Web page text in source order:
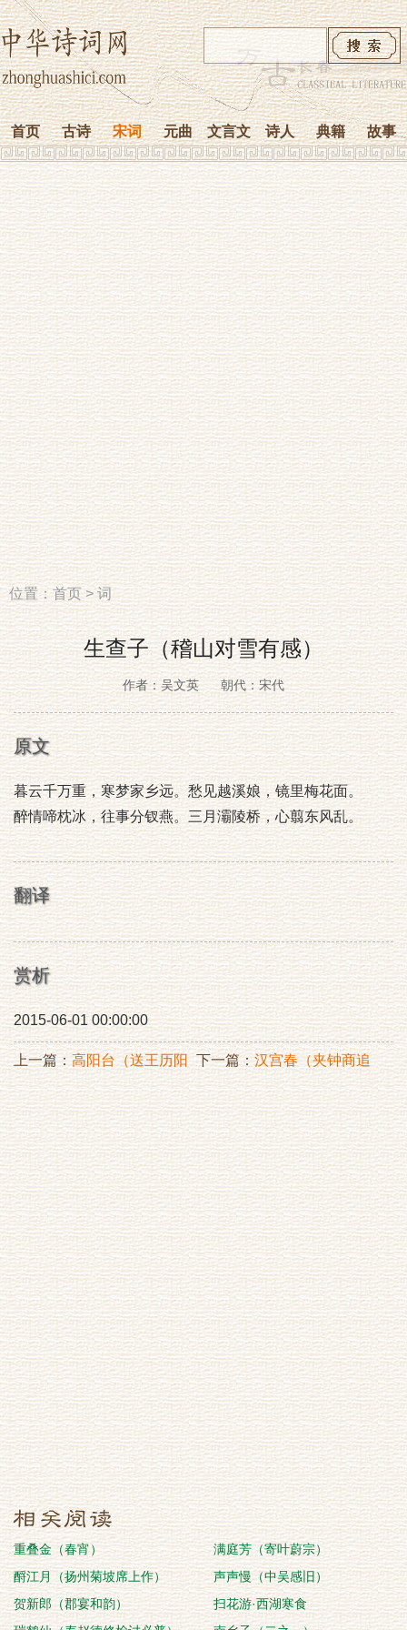
首页 古诗 宋词 元曲 文言文 诗人 典籍 故事
位置：首页>词
生查子（稽山对雪有感）
作者：吴文英 朝代：宋代
原文
暮云千万重，寒梦家乡远。愁见越溪娘，镜里梅花面。
醉情啼枕冰，往事分钗燕。三月灞陵桥，心翦东风乱。
翻译
赏析
2015-06-01 00:00:00
上一篇：高阳台（送王历阳
以右曹赴阙）
下一篇：汉宫春（夹钟商追
和尹梅津赋俞园牡丹）
重叠金（春宵）
满庭芳（寄叶蔚宗）
酹江月（扬州菊坡席上作）
声声慢（中吴感旧）
贺新郎（郡宴和韵）
扫花游·西湖寒食